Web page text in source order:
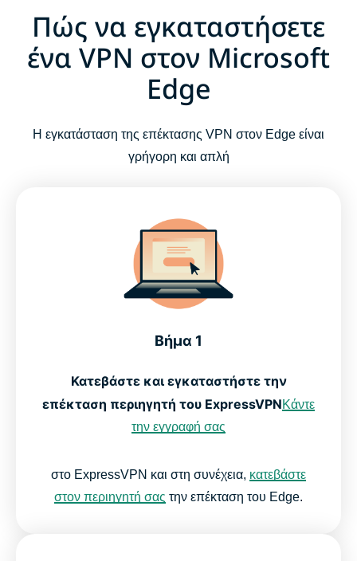
Πώς να εγκαταστήσετε
ένα VPN στον Microsoft
Edge
Η εγκατάσταση της επέκτασης VPN στον Edge είναι
γρήγορη και απλή
Βήμα 1
Κατεβάστε και εγκαταστήστε την
επέκταση περιηγητή του ExpressVPNΚάντε
την εγγραφή σας
στο ExpressVPN και στη συνέχεια, κατεβάστε
στον περιηγητή σας την επέκταση του Edge.